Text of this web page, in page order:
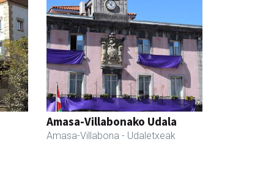
Amasa-Villabonako Udala
Amasa-Villabona - Udaletxeak